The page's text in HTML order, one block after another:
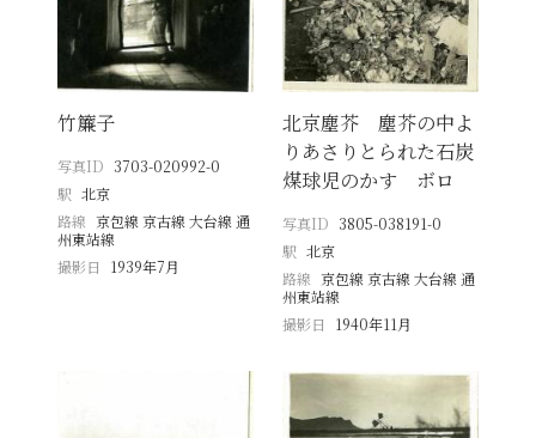
竹簾子
写真ID 3703-020992-0
駅 北京
路線 京包線 京古線 大台線 通
州東站線
撮影日
1939年7月
北京塵芥 塵芥の中よ
りあさりとられた石炭
煤球児のかす ボロ
写真ID 3805-038191-0
駅 北京
路線 京包線 京古線 大台線 通
州東站線
撮影日
1940年11月